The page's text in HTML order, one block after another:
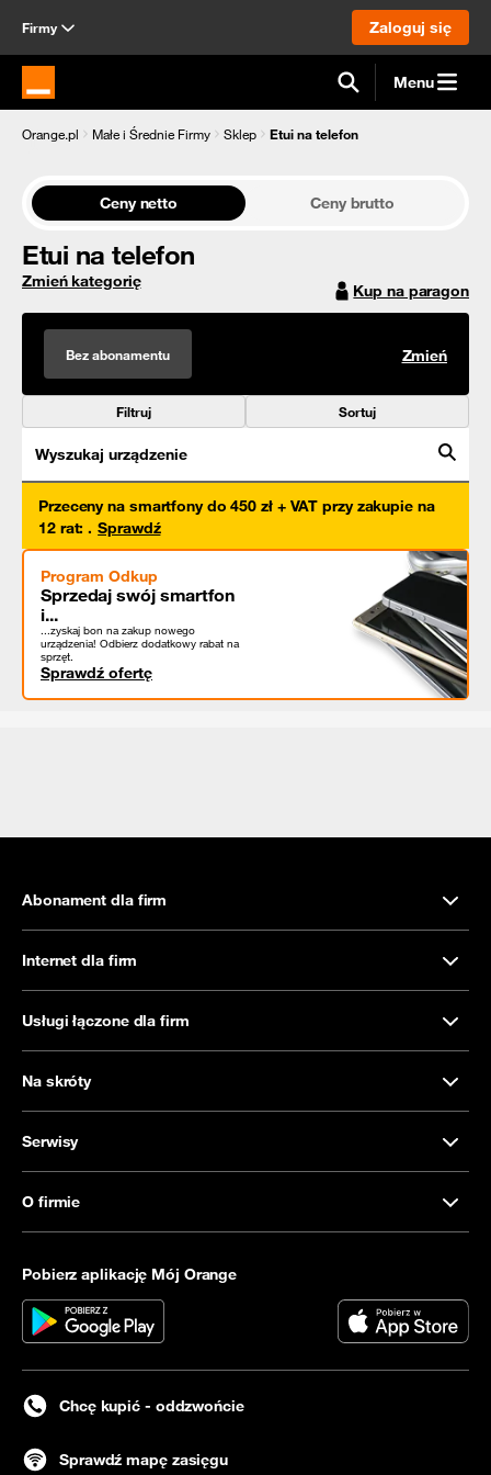
Firmy Zaloguj się
Strona główna Orange.pl Menu
Orange.pl Małe i Średnie Firmy Sklep Etui na telefon
Ceny netto Ceny brutto
Etui na telefon
Zmień kategorię Kup na paragon
Bez abonamentu Zmień
Filtruj Sortuj
Wyszukaj urządzenie
Przeceny na smartfony do 450 zł + VAT przy zakupie na
12 rat: . Sprawdź
Program Odkup
Sprzedaj swój smartfon
i...
...zyskaj bon na zakup nowego
urządzenia! Odbierz dodatkowy rabat na
sprzęt.
Sprawdź ofertę
Abonament dla firm
Internet dla firm
Usługi łączone dla firm
Na skróty
Serwisy
O firmie
Pobierz aplikację Mój Orange
Chcę kupić - oddzwońcie
Sprawdź mapę zasięgu